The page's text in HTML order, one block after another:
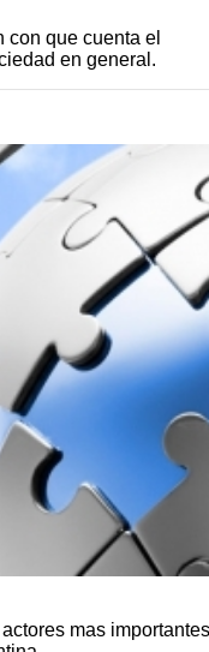
que cuenta el
en general.
mas importantes